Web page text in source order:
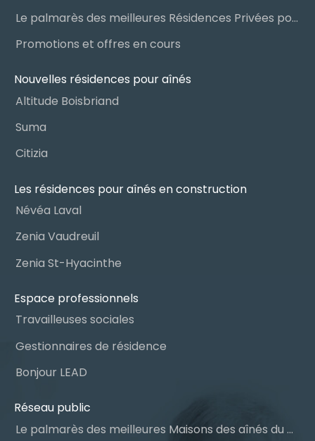
Le palmarès des meilleures Résidences Privées pour Aînés (RPA)
Promotions et offres en cours
Nouvelles résidences pour aînés
Altitude Boisbriand
Suma
Citizia
Les résidences pour aînés en construction
Névéa Laval
Zenia Vaudreuil
Zenia St-Hyacinthe
Espace professionnels
Travailleuses sociales
Gestionnaires de résidence
Bonjour LEAD
Réseau public
Le palmarès des meilleures Maisons des aînés du Québec